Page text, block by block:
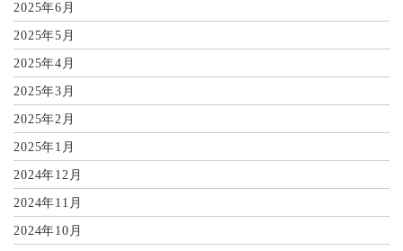
2025年6月
2025年5月
2025年4月
2025年3月
2025年2月
2025年1月
2024年12月
2024年11月
2024年10月